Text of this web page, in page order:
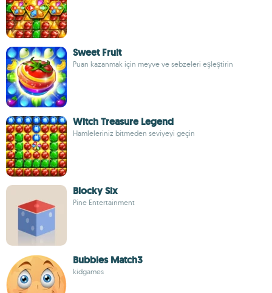
Sweet Fruit
Puan kazanmak için meyve ve sebzeleri eşleştirin
Witch Treasure Legend
Hamleleriniz bitmeden seviyeyi geçin
Blocky Six
Pine Entertainment
Bubbles Match3
kidgames